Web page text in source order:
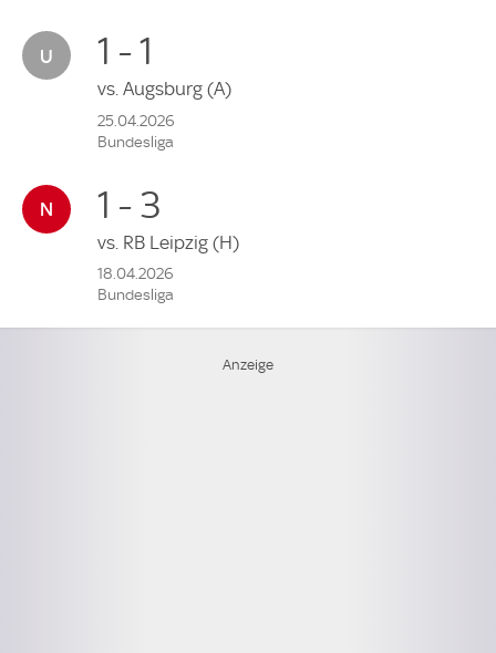
1 - 1
vs. Augsburg (A)
25.04.2026
Bundesliga
1 - 3
vs. RB Leipzig (H)
18.04.2026
Bundesliga